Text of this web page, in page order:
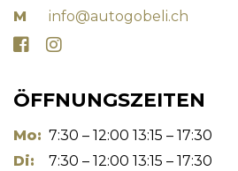
M
info@autogobeli.ch
ÖFFNUNGSZEITEN
Mo: 7:30 – 12:00 13:15 – 17:30
Di:
7:30 – 12:00 13:15 – 17:30